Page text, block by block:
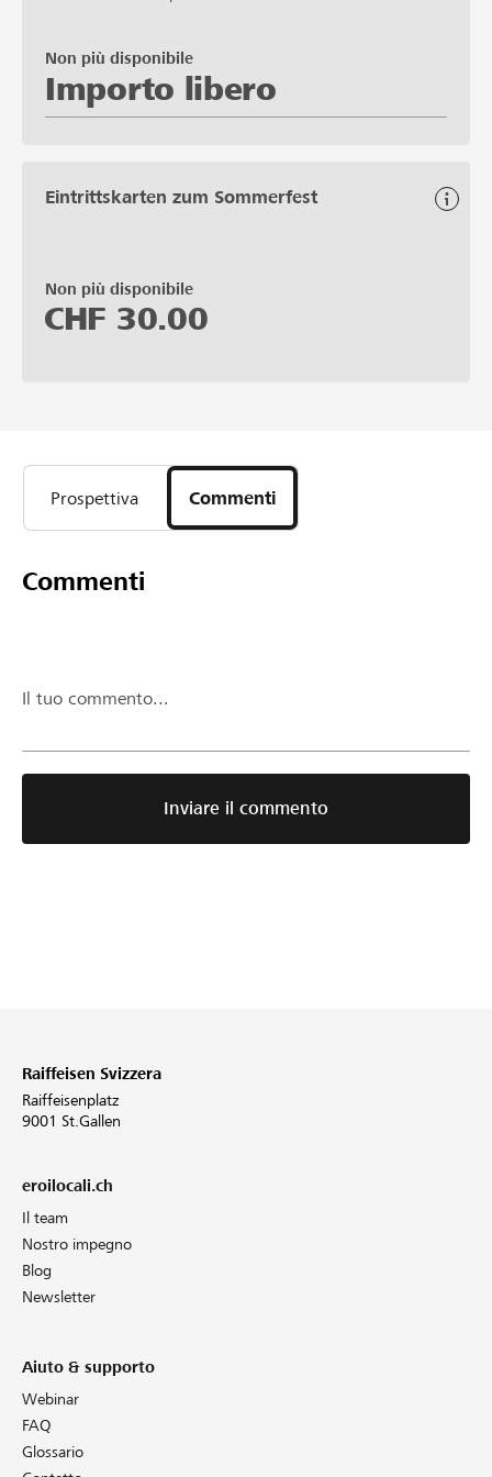
Importo libero
Non più disponibile
Eintrittskarten zum Sommerfest
Non più disponibile
CHF 30.00
Prospettiva Commenti
Commenti
Il tuo commento...
Inviare il commento
Raiffeisen Svizzera
Raiffeisenplatz
9001 St.Gallen
eroilocali.ch
Il team
Nostro impegno
Blog
Newsletter
Aiuto & supporto
Webinar
FAQ
Glossario